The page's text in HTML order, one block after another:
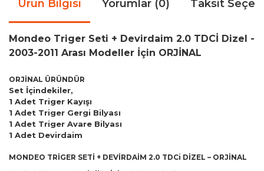
Ürün Bilgisi Yorumlar (0) Taksit
Mondeo Triger Seti + Devirdaim 2.0 TDCİ Dizel -
2003-2011 Arası Modeller İçin ORJİNAL
ORJİNAL ÜRÜNDÜR
Set İçindekiler,
1 Adet Triger Kayışı
1 Adet Triger Gergi Bilyası
1 Adet Triger Avare Bilyası
1 Adet Devirdaim
MONDEO TRİGER SETİ + DEVİRDAİM 2.0 TDCi DİZEL – ORJİNAL